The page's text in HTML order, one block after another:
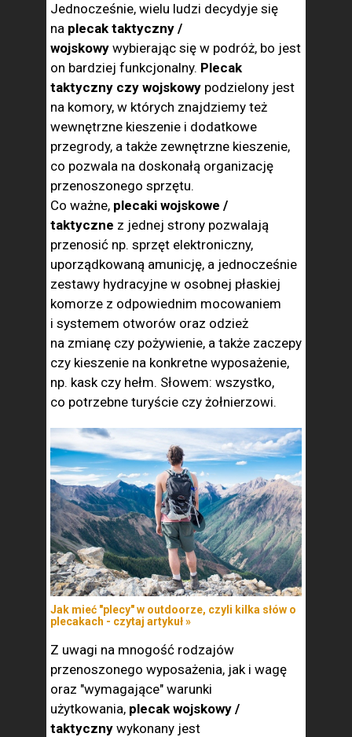
Jednocześnie, wielu ludzi decydyje się
na plecak taktyczny /
wojskowy wybierając się w podróż, bo jest
on bardziej funkcjonalny. Plecak
taktyczny czy wojskowy podzielony jest
na komory, w których znajdziemy też
wewnętrzne kieszenie i dodatkowe
przegrody, a także zewnętrzne kieszenie,
co pozwala na doskonałą organizację
przenoszonego sprzętu.
Co ważne, plecaki wojskowe /
taktyczne z jednej strony pozwalają
przenosić np. sprzęt elektroniczny,
uporządkowaną amunicję, a jednocześnie
zestawy hydracyjne w osobnej płaskiej
komorze z odpowiednim mocowaniem
i systemem otworów oraz odzież
na zmianę czy pożywienie, a także zaczepy
czy kieszenie na konkretne wyposażenie,
np. kask czy hełm. Słowem: wszystko,
co potrzebne turyście czy żołnierzowi.
Jak mieć "plecy" w outdoorze, czyli kilka słów o
plecakach - czytaj artykuł »
Z uwagi na mnogość rodzajów
przenoszonego wyposażenia, jak i wagę
oraz "wymagające" warunki
użytkowania, plecak wojskowy /
taktyczny wykonany jest